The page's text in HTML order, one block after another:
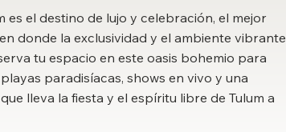
es el destino de lujo y celebración, el mejor
donde la exclusividad y el ambiente vibrante
tu espacio en este oasis bohemio para
paradisíacas, shows en vivo y una
lleva la fiesta y el espíritu libre de Tulum a